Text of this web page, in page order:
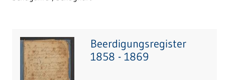
Beerdigungsregister
1858 - 1869